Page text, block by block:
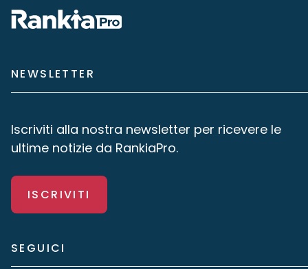
NEWSLETTER
Iscriviti alla nostra newsletter per ricevere le
ultime notizie da RankiaPro.
ISCRIVITI
SEGUICI